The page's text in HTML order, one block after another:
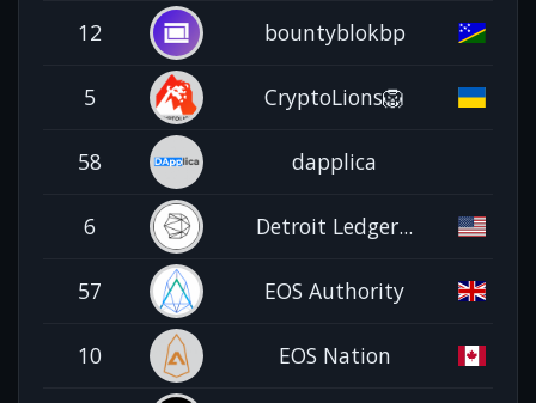
12 bountyblokbp
5 CryptoLions🦁
58 dapplica
6 Detroit Ledger...
57 EOS Authority
10 EOS Nation